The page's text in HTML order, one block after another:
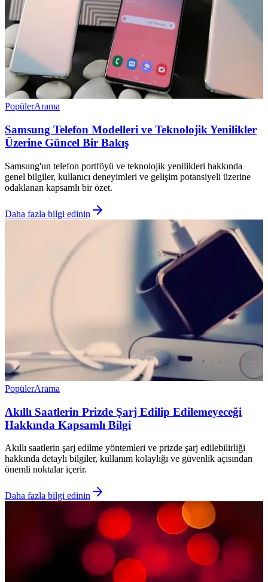
PopülerArama
Samsung Telefon Modelleri ve Teknolojik Yenilikler
Üzerine Güncel Bir Bakış
Samsung'un telefon portföyü ve teknolojik yenilikleri hakkında
genel bilgiler, kullanıcı deneyimleri ve gelişim potansiyeli üzerine
odaklanan kapsamlı bir özet.
Daha fazla bilgi edinin
PopülerArama
Akıllı Saatlerin Prizde Şarj Edilip Edilemeyeceği
Hakkında Kapsamlı Bilgi
Akıllı saatlerin şarj edilme yöntemleri ve prizde şarj edilebilirliği
hakkında detaylı bilgiler, kullanım kolaylığı ve güvenlik açısından
önemli noktalar içerir.
Daha fazla bilgi edinin